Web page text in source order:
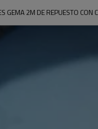
2M DE REPUESTO CON